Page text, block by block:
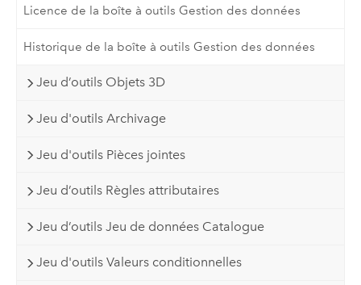
Licence de la boîte à outils Gestion des données
Historique de la boîte à outils Gestion des données
Jeu d’outils Objets 3D
Jeu d'outils Archivage
Jeu d'outils Pièces jointes
Jeu d’outils Règles attributaires
Jeu d’outils Jeu de données Catalogue
Jeu d'outils Valeurs conditionnelles